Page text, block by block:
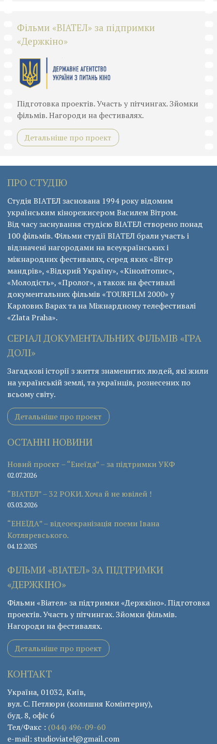
Фільми «ВІАТЕЛ» за підпримки
«Держкіно»
Підготовка проектів. Участь у пітчингах. Зйомки
фільмів. Нагороди на фестивалях.
Детальніше про проект
ПРО СТУДІЮ
Студія ВІАТЕЛ заснована 1994 року відомим
українським кінорежисером Василем Вітром.
Від часу заснування студією ВІАТЕЛ створено понад
100 фільмів. Фільми студії ВІАТЕЛ брали участь і
відзначені нагородами на всеукраїнських і
міжнародних фестивалях, серед яких «Вітер
мандрів», «Відкрий Україну», «Кінолітопис»,
«Молодість», «Пролог», а також на фестивалі
документальних фільмів «ТОURFILM 2000» у
Карлових Варах та на Міжнардному телефестивалі
«Zlata Praha».
СЕРІАЛ ДОКУМЕНТАЛЬНИХ ФІЛЬМІВ «ГРА
ДОЛІ»
Загадкові історії з життя знаменитих людей, які жили
на українській землі, та українців, рознесених по
всьому світу.
Детальніше про проект
ОСТАННІ НОВИНИ
Новий проєкт – “Енеїда” – за підтримки УКФ
02.07.2026
“ВІАТЕЛ” – 32 РОКИ. Хоча й не ювілей !
03.03.2026
“ЕНЕЇДА” – відеоекранізація поеми Івана
Котляревського.
04.12.2025
ФІЛЬМИ «ВІАТЕЛ» ЗА ПІДТРИМКИ
«ДЕРЖКІНО»
Фільми «Віател» за підтримки «Держкіно». Підготовка
проектів. Участь у пітчингах. Зйомки фільмів.
Нагороди на фестивалях.
Детальніше про проект
КОНТАКТ
Україна, 01032, Київ,
вул. С. Петлюри (колишня Комінтерну),
буд. 8, офіс 6
Тел/Факс : (044) 496-09-60
e-mail: studioviatel@gmail.com